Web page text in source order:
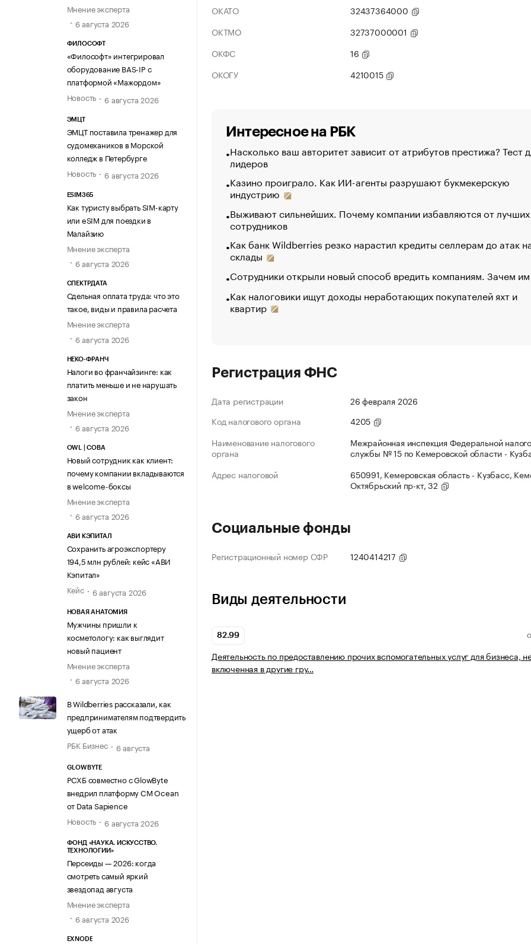
Мнение эксперта
6 августа 2026
ФИЛОСОФТ
«Философт» интегрировал
оборудование BAS-IP с
платформой «Мажордом»
Новость
6 августа 2026
ЭМЦТ
ЭМЦТ поставила тренажер для
судомехаников в Морской
колледж в Петербурге
Новость
6 августа 2026
ESIM365
Как туристу выбрать SIM-карту
или eSIM для поездки в
Малайзию
Мнение эксперта
6 августа 2026
СПЕКТРДАТА
Сдельная оплата труда: что это
такое, виды и правила расчета
Мнение эксперта
6 августа 2026
НЕКО-ФРАНЧ
Налоги во франчайзинге: как
платить меньше и не нарушать
закон
Мнение эксперта
6 августа 2026
OWL | СОВА
Новый сотрудник как клиент:
почему компании вкладываются
в welcome-боксы
Мнение эксперта
6 августа 2026
АВИ КЭПИТАЛ
Сохранить агроэкспортеру
194,5 млн рублей: кейс «АВИ
Кэпитал»
Кейс
6 августа 2026
НОВАЯ АНАТОМИЯ
Мужчины пришли к
косметологу: как выглядит
новый пациент
Мнение эксперта
6 августа 2026
В Wildberries рассказали, как
предпринимателям подтвердить
ущерб от атак
РБК Бизнес
6 августа
GLOWBYTE
РСХБ совместно с GlowByte
внедрил платформу CM Ocean
от Data Sapience
Новость
6 августа 2026
ФОНД «НАУКА. ИСКУССТВО.
ТЕХНОЛОГИИ»
Персеиды — 2026: когда
смотреть самый яркий
звездопад августа
Мнение эксперта
6 августа 2026
EXNODE
ОКАТО
32437364000
ОКТМО
32737000001
ОКФС
16
ОКОГУ
4210015
Интересное на РБК
Насколько ваш авторитет зависит от атрибутов престижа? Тест
лидеров
Казино проиграло. Как ИИ-агенты разрушают букмекерскую
индустрию
Выживают сильнейших. Почему компании избавляются от лучших
сотрудников
Как банк Wildberries резко нарастил кредиты селлерам до атак
склады
Сотрудники открыли новый способ вредить компаниям. Зачем
Как налоговики ищут доходы неработающих покупателей яхт и
квартир
Регистрация ФНС
Дата регистрации
26 февраля 2026
Код налогового органа
4205
Наименование налогового
органа
Межрайонная инспекция Федеральной
службы № 15 по Кемеровской области -
Адрес налоговой
650991, Кемеровская область - Кузбасс,
Октябрьский пр-кт, 32
Социальные фонды
Регистрационный номер СФР 1240414217
Виды деятельности
82.99
Деятельность по предоставлению прочих вспомогательных услуг для бизнеса,
включенная в другие гру…